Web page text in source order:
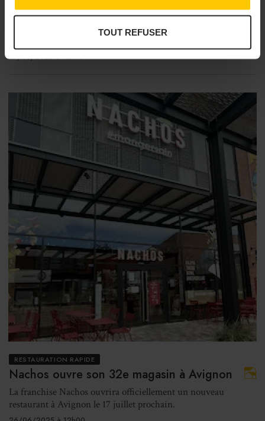
TOUT REFUSER
centenaire a failli disparaître. Grâce à l’arrivée de Denis Crespo
et aux adhérents de la coopérative, la Cave de Cairanne a su
27/06/2025 à 12h00
RESTAURATION RAPIDE
Nachos ouvre son 32e magasin à Avignon
La franchise Nachos ouvrira officiellement un nouveau
restaurant à Avignon le 17 juillet prochain.